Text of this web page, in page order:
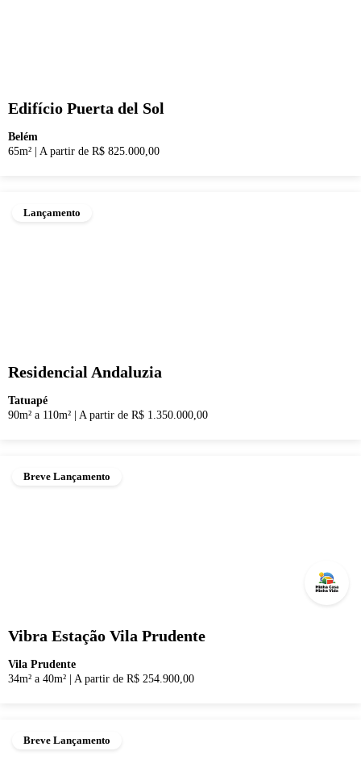
Edifício Puerta del Sol
Belém
65m²
A partir de R$ 825.000,00
Lançamento
Residencial Andaluzia
Tatuapé
90m² a 110m²
A partir de R$ 1.350.000,00
Breve Lançamento
Vibra Estação Vila Prudente
Vila Prudente
34m² a 40m²
A partir de R$ 254.900,00
Breve Lançamento